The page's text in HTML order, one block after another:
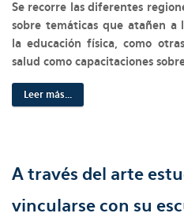
Se recorre las diferentes
sobre temáticas que atañen a
la educación física, como
salud como capacitaciones
Leer más...
A través del arte
vincularse con su